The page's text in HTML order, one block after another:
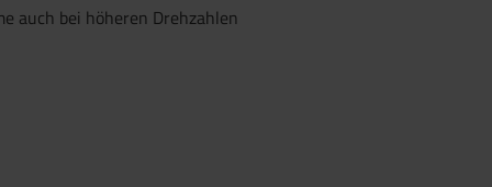
auch bei höheren Drehzahlen